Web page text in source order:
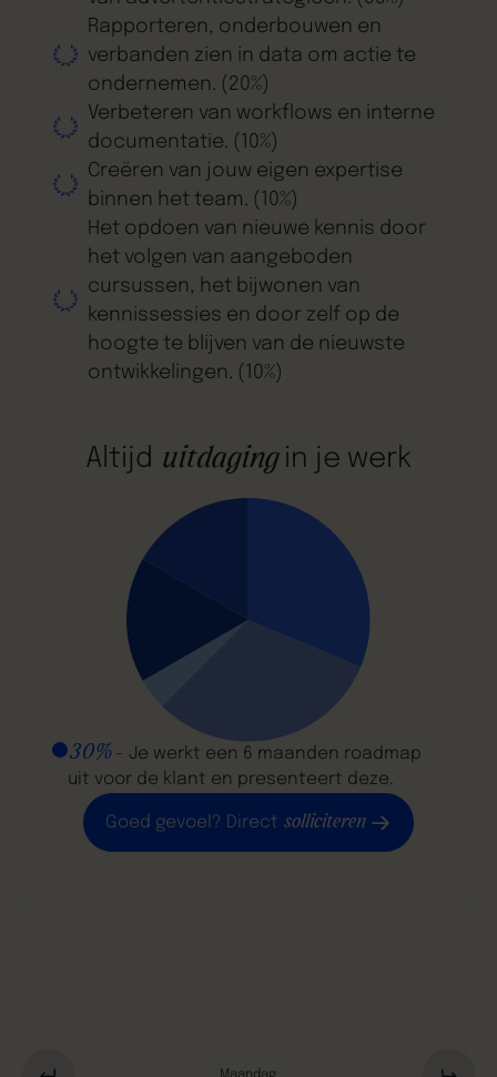
Rapporteren, onderbouwen en
verbanden zien in data om actie te
ondernemen. (20%)
Verbeteren van workflows en interne
documentatie. (10%)
Creëren van jouw eigen expertise
binnen het team. (10%)
Het opdoen van nieuwe kennis door
het volgen van aangeboden
cursussen, het bijwonen van
kennissessies en door zelf op de
hoogte te blijven van de nieuwste
ontwikkelingen. (10%)
Altijd uitdagingin je werk
30%- Je werkt een 6 maanden roadmap
uit voor de klant en presenteert deze.
Goed gevoel? Direct solliciteren